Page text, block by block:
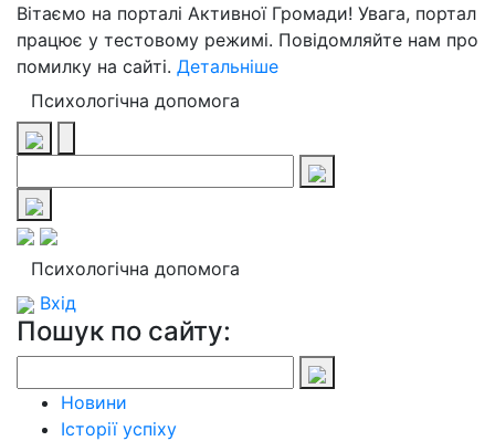
Вітаємо на порталі Активної Громади! Увага, портал
працює у тестовому режимі. Повідомляйте нам про
помилку на сайті. Детальніше
Психологічна допомога
Психологічна допомога
Вхід
Пошук по сайту:
Новини
Історії успіху